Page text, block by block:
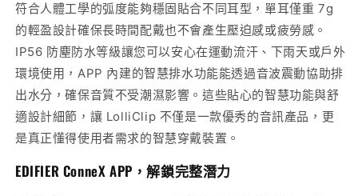
符合人體工學的弧度能夠穩固貼合不同耳型，單耳僅重 7g
的輕盈設計確保長時間配戴也不會產生壓迫感或疲勞感。
IP56 防塵防水等級讓您可以安心在運動流汗、下雨天或戶外
環境使用，APP 內建的智慧排水功能能透過音波震動協助排
出水分，確保音質不受潮濕影響。這些貼心的智慧功能與舒
適設計細節，讓 LolliClip 不僅是一款優秀的音訊產品，更
是真正懂得使用者需求的智慧穿戴裝置。
EDIFIER ConneX APP，解鎖完整潛力